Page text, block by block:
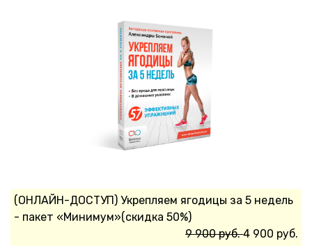
(ОНЛАЙН-ДОСТУП) Укрепляем ягодицы за 5 недель
- пакет «Минимум»(скидка 50%)
9 900 руб.4 900 руб.